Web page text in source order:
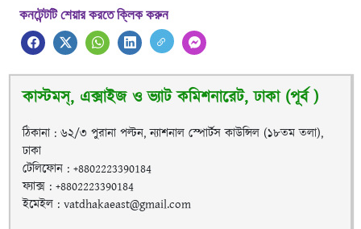
কনটেন্টটি শেয়ার করতে ক্লিক করুন
কাস্টমস্, এক্সাইজ ও ভ্যাট কমিশনারেট, ঢাকা (পূর্ব )
ঠিকানা : ৬২/৩ পুরানা পল্টন, ন্যাশনাল স্পোর্টস কাউন্সিল (১৮তম তলা),
ঢাকা
টেলিফোন : +8802223390184
ফ্যাক্স : +8802223390184
ইমেইল : vatdhakaeast@gmail.com